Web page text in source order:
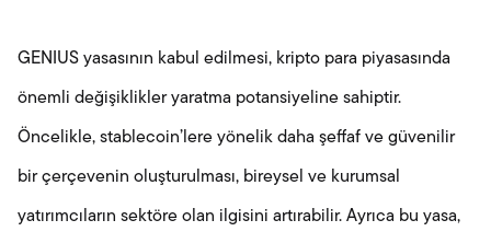
GENIUS yasasının kabul edilmesi, kripto para piyasasında
önemli değişiklikler yaratma potansiyeline sahiptir.
Öncelikle, stablecoin’lere yönelik daha şeffaf ve güvenilir
bir çerçevenin oluşturulması, bireysel ve kurumsal
yatırımcıların sektöre olan ilgisini artırabilir. Ayrıca bu yasa,